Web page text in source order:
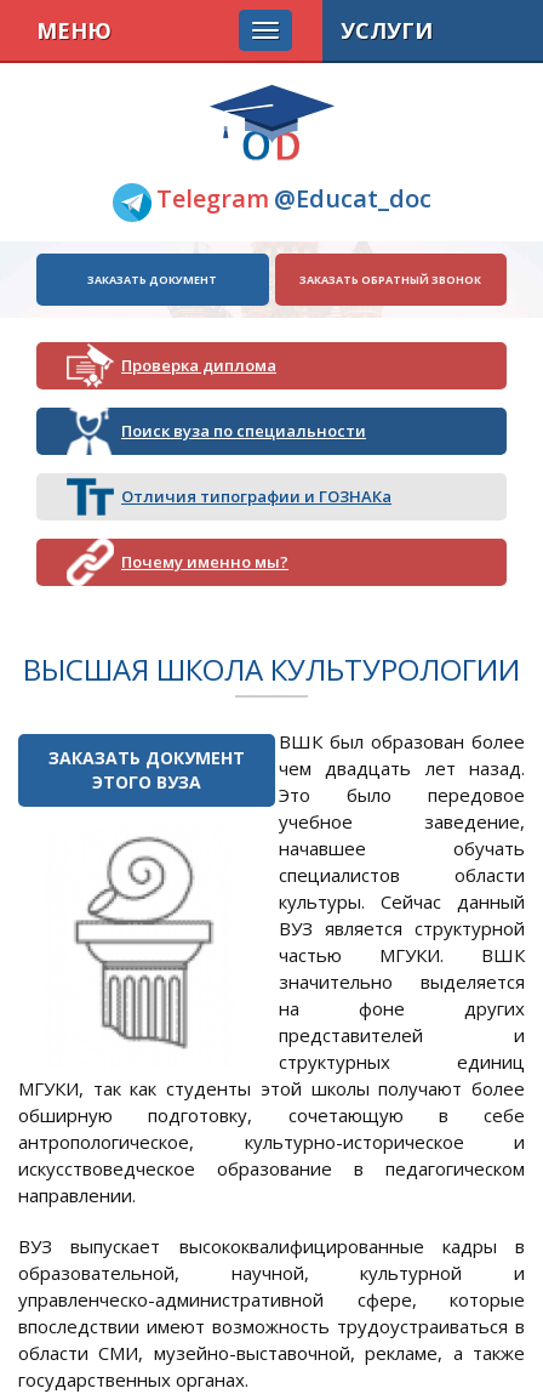
Telegram @Educat_doc
МЕНЮ
ЗАКАЗАТЬ ДОКУМЕНТ ЗАКАЗАТЬ ОБРАТНЫЙ ЗВОНОК
Проверка диплома
Поиск вуза по специальности
Отличия типографии и ГОЗНАКа
Почему именно мы?
УСЛУГИ
ВЫСШАЯ ШКОЛА КУЛЬТУРОЛОГИИ
ЗАКАЗАТЬ ДОКУМЕНТ
ЭТОГО ВУЗА
ВШК был образован более
чем двадцать лет назад.
Это было передовое
учебное заведение,
начавшее обучать
специалистов области
культуры. Сейчас данный
ВУЗ является структурной
частью МГУКИ. ВШК
значительно выделяется
на фоне других
представителей и
структурных единиц
МГУКИ, так как студенты этой школы получают более
обширную подготовку, сочетающую в себе
антропологическое, культурно-историческое и
искусствоведческое образование в педагогическом
направлении.
ВУЗ выпускает высококвалифицированные кадры в
образовательной, научной, культурной и
управленческо-административной сфере, которые
впоследствии имеют возможность трудоустраиваться в
области СМИ, музейно-выставочной, рекламе, а также
государственных органах.